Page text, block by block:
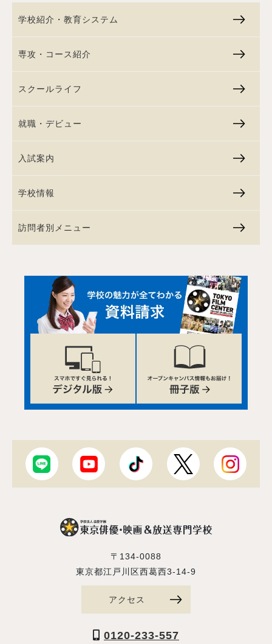
学校紹介・教育システム
専攻・コース紹介
スクールライフ
就職・デビュー
入試案内
学校情報
訪問者別メニュー
〒134-0088
東京都江戸川区西葛西3-14-9
アクセス
0120-233-557